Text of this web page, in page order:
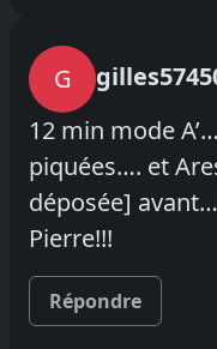
G
12 min mode
piquées…. et
déposée]
Pierre!!!
Répondre